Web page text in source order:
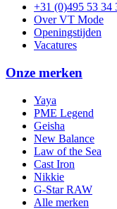
+31 (0)495 53 34
Over VT Mode
Openingstijden
Vacatures
Onze merken
Yaya
PME Legend
Geisha
New Balance
Law of the Sea
Cast Iron
Nikkie
G-Star RAW
Alle merken